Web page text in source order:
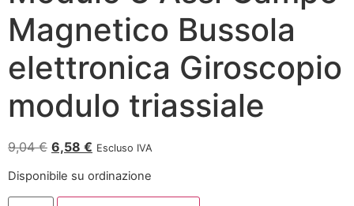
Magnetico Bussola
elettronica Giroscopio
modulo triassiale
9,04€ 6,58 € Escluso IVA
Disponibile su ordinazione